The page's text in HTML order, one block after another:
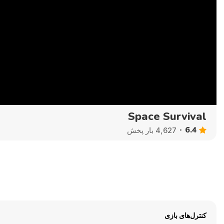
Space Survival
6.4 4,627 بار پخش
کنترل‌های بازی